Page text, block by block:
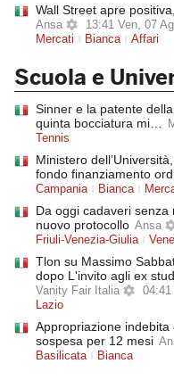
Wall Street apre
Ansa
13:41 Ven, 07
Mercati
Bianca Affari
Scuola e
Sinner e la patente
quinta bocciatura mi…
Tennis
Ministero
fondo finanziamento
Campania
Bianca
Da oggi cadaveri
nuovo protocollo Ansa
Friuli-Venezia-Giulia
Tlon su Massimo
dopo L'invito agli ex
Vanity Fair Italia
04:41
Lazio
Appropriazione
sospesa per 12 mesi
Basilicata
Bianca